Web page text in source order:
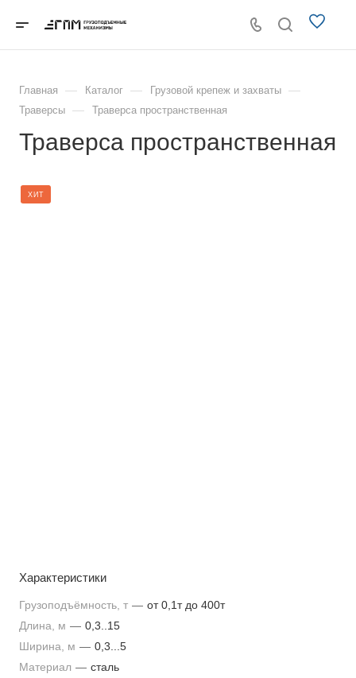
Главная — Каталог — Грузовой крепеж и захваты —
Траверсы — Траверса пространственная
Траверса пространственная
ХИТ
Характеристики
Грузоподъёмность, т — от 0,1т до 400т
Длина, м — 0,3..15
Ширина, м — 0,3...5
Материал — сталь